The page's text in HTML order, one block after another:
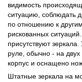
видимость
ситуацию, соблюдать
по отношению к
рискованных
присутствуют
руле, обычно - на двух
корпус и оснащено
Штатные зеркала на